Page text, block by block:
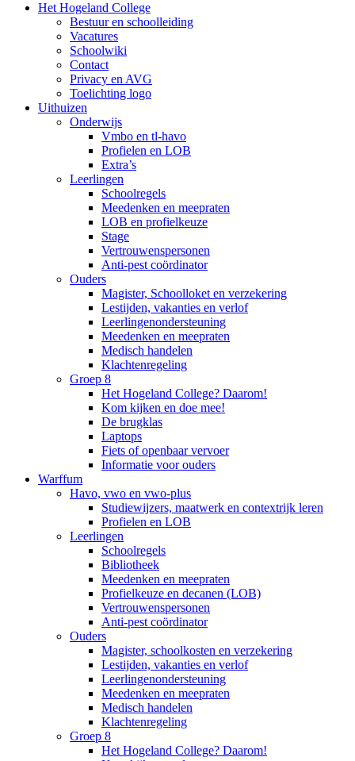
Het Hogeland College
Bestuur en schoolleiding
Vacatures
Schoolwiki
Contact
Privacy en AVG
Toelichting logo
Uithuizen
Onderwijs
Vmbo en tl-havo
Profielen en LOB
Extra’s
Leerlingen
Schoolregels
Meedenken en meepraten
LOB en profielkeuze
Stage
Vertrouwenspersonen
Anti-pest coördinator
Ouders
Magister, Schoolloket en verzekering
Lestijden, vakanties en verlof
Leerlingenondersteuning
Meedenken en meepraten
Medisch handelen
Klachtenregeling
Groep 8
Het Hogeland College? Daarom!
Kom kijken en doe mee!
De brugklas
Laptops
Fiets of openbaar vervoer
Informatie voor ouders
Warffum
Havo, vwo en vwo-plus
Studiewijzers, maatwerk en contextrijk leren
Profielen en LOB
Leerlingen
Schoolregels
Bibliotheek
Meedenken en meepraten
Profielkeuze en decanen (LOB)
Vertrouwenspersonen
Anti-pest coördinator
Ouders
Magister, schoolkosten en verzekering
Lestijden, vakanties en verlof
Leerlingenondersteuning
Meedenken en meepraten
Medisch handelen
Klachtenregeling
Groep 8
Het Hogeland College? Daarom!